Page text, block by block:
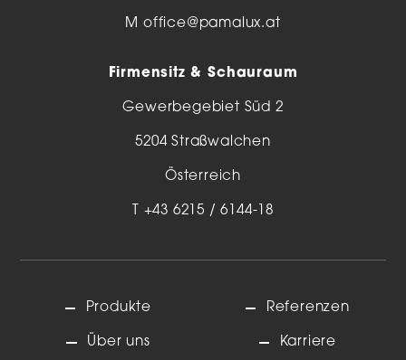
M office@pamalux.at
Firmensitz & Schauraum
Gewerbegebiet Süd 2
5204 Straßwalchen
Österreich
T +43 6215 / 6144-18
Produkte
Über uns
Referenzen
Karriere